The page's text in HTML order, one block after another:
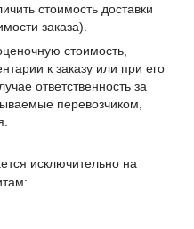
стоимость доставки
заказа).
стоимость,
к заказу или при его
ответственность за
перевозчиком,
исключительно на